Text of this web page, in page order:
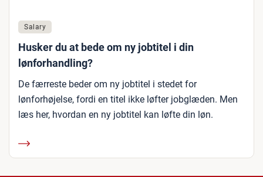
Salary
Husker du at bede om ny jobtitel i din
lønforhandling?
De færreste beder om ny jobtitel i stedet for
lønforhøjelse, fordi en titel ikke løfter jobglæden. Men
læs her, hvordan en ny jobtitel kan løfte din løn.